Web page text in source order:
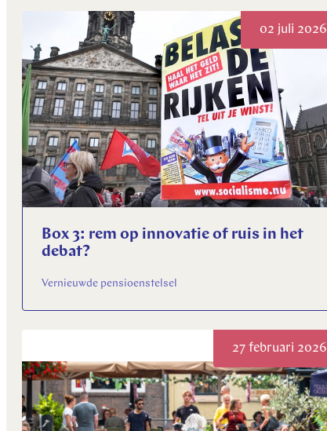
Ontdek alles
Ontdek alles
Ontdek alles
02 juli 2026
Box 3: rem op innovatie of ruis in het
debat?
Vernieuwde pensioenstelsel
27 februari 2026